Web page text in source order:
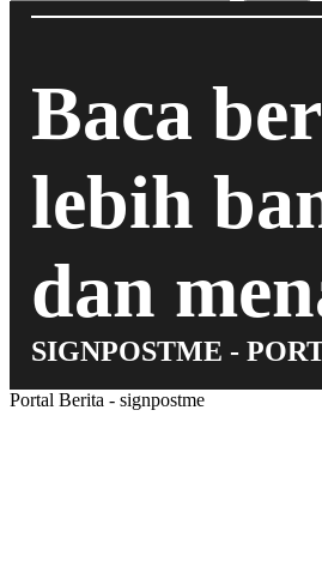
Baca
lebih
dan
SIGNPOSTME -
Portal Berita - signpostme